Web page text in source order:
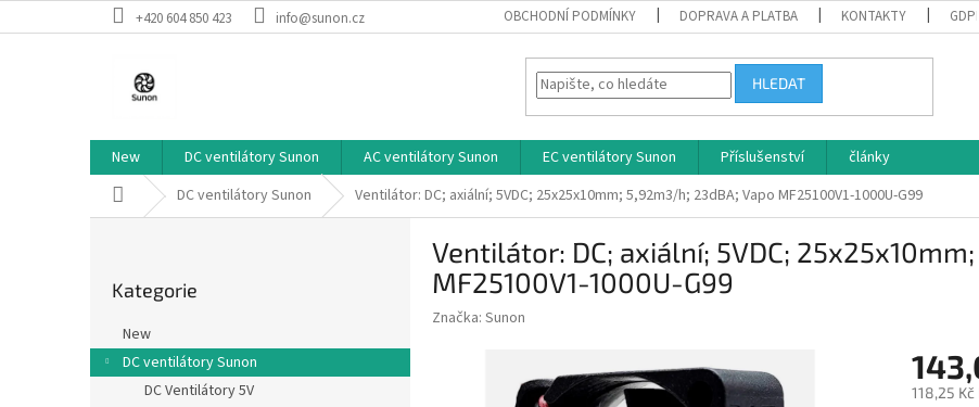
na
+420 604 850 423 info@sunon.cz OBCHODNÍ PODMÍNKY DOPRAVA A PLATBA KONTAKTY GDPR
HLEDAT
New DC ventilátory Sunon AC ventilátory Sunon EC ventilátory Sunon Příslušenství
články
Domů DC ventilátory Sunon Ventilátor: DC; axiální; 5VDC; 25x25x10mm; 5,92m3/h; 23dBA; Vapo MF25100V1-1000U-G99
a
n
kategorie
Kategorie
New
DC ventilátory Sunon
DC Ventilátory 5V
Ventilátor: DC; axiální; 5VDC;
MF25100V1-1000U-G99
Značka: Sunon
118,25 Kč